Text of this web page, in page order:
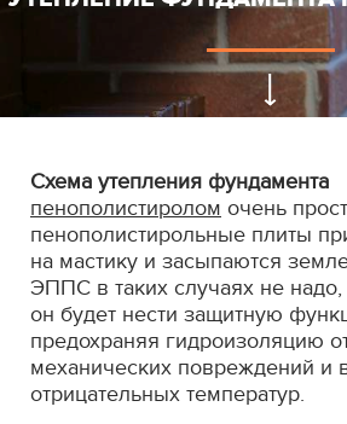
Схема утепления фундамента
пенополистиролом очень
пенополистирольные плиты
на мастику и засыпаются
ЭППС в таких случаях не надо,
он будет нести защитную
предохраняя гидроизоляцию
механических повреждений и
отрицательных температур.